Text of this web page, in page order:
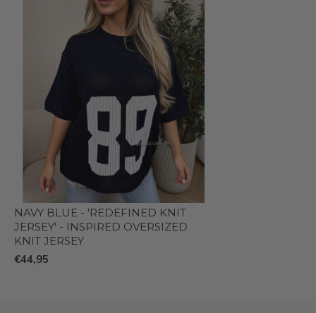
NAVY BLUE - 'REDEFINED KNIT
JERSEY' - INSPIRED OVERSIZED
KNIT JERSEY
€44,95